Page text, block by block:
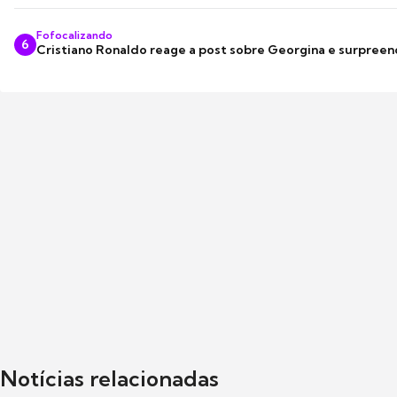
6
Fofocalizando
Cristiano Ronaldo reage a post sobre Georgina e
Notícias relacionadas